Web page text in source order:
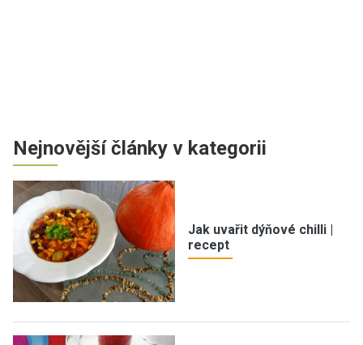
Nejnovější články v kategorii
Jak uvařit dýňové chilli |
recept